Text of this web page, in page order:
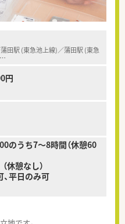
田駅 (東急池上線)／蒲田駅 (東急
…
円
うち7～8時間（休憩60
休憩なし）
平日のみ可